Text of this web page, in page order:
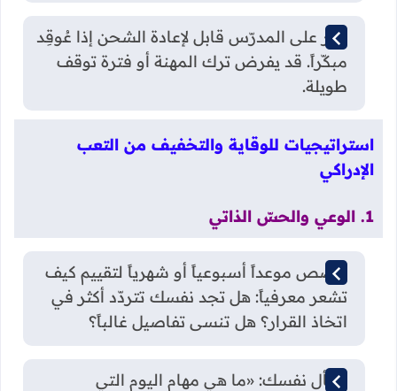
الأثر على المدرّس قابل لإعادة الشحن إذا عُوقِد
مبكّراً. قد يفرض ترك المهنة أو فترة توقف
طويلة.
استراتيجيات للوقاية والتخفيف من التعب
الإدراكي
1. الوعي والحسّ الذاتي
خصّص موعداً أسبوعياً أو شهرياً لتقييم كيف
تشعر معرفياً: هل تجد نفسك تتردّد أكثر في
اتخاذ القرار؟ هل تنسى تفاصيل غالباً؟
اسأل نفسك: «ما هي مهام اليوم التي